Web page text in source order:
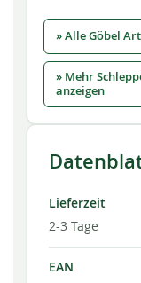
» Alle Göbel
» Mehr
anzeigen
Lieferzeit
2-3 Tage
EAN